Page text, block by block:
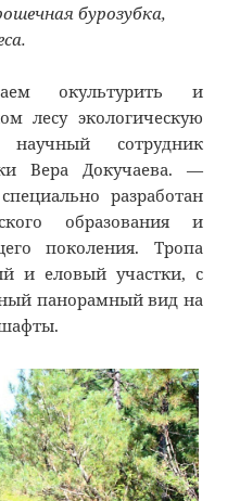
бурозубка,
окультурить и
лесу экологическую
сотрудник
Вера Докучаева. —
разработан
образования и
поколения. Тропа
и еловый участки, с
панорамный вид на